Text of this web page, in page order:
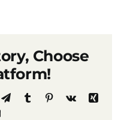
Choose
TelegramTumblr Pinterest
Vk
Xing
Email